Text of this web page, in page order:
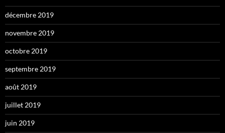
décembre 2019
novembre 2019
octobre 2019
septembre 2019
août 2019
juillet 2019
juin 2019